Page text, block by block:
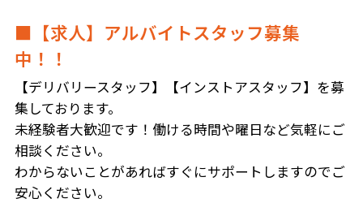
■【求人】アルバイトスタッフ募集
中！！
【デリバリースタッフ】【インストアスタッフ】を募
集しております。
未経験者大歓迎です！働ける時間や曜日など気軽にご
相談ください。
わからないことがあればすぐにサポートしますのでご
安心ください。